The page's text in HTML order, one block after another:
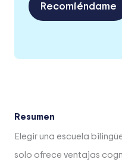
Recomiéndame
Resumen
Elegir una escuela
solo ofrece ventajas